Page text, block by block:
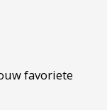
favoriete